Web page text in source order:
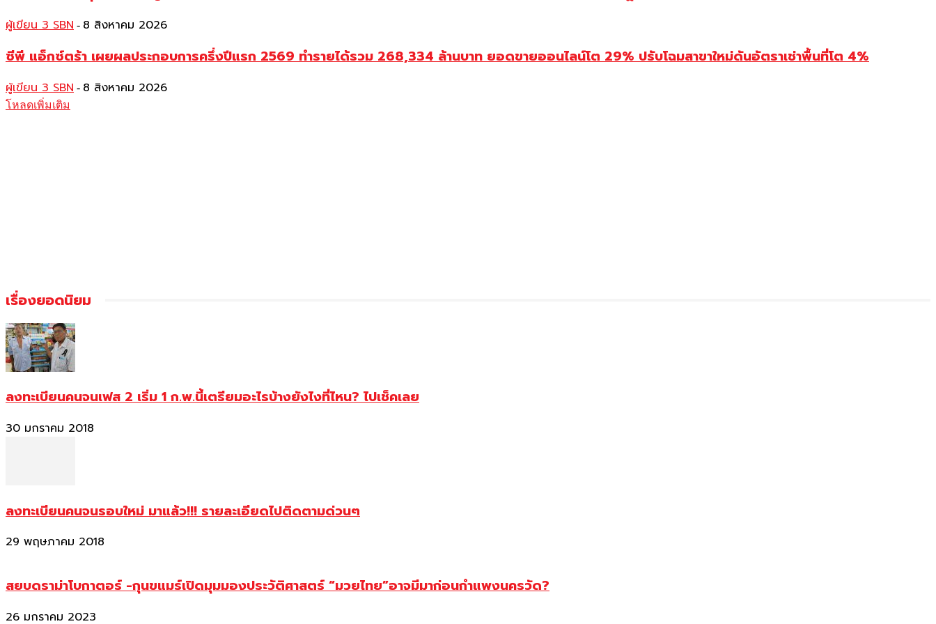
ผู้เขียน 3 SBN - 8 สิงหาคม 2026
ซีพี แอ็กซ์ตร้า เผยผลประกอบการครึ่งปีแรก 2569 ทำรายได้รวม 268,334 ล้านบาท ยอดขายออนไลน์โต 29% ปรับโฉมสาขาใหม่ดันอัตราเช่าพื้นที่โต 4%
ผู้เขียน 3 SBN - 8 สิงหาคม 2026
โหลดเพิ่มเติม
เรื่องยอดนิยม
ลงทะเบียนคนจนเฟส 2 เริ่ม 1 ก.พ.นี้เตรียมอะไรบ้างยังไงที่ไหน? ไปเช็คเลย
30 มกราคม 2018
ลงทะเบียนคนจนรอบใหม่ มาแล้ว!!! รายละเอียดไปติดตามด่วนๆ
29 พฤษภาคม 2018
สยบดราม่าโบกาตอร์ -กุนขแมร์เปิดมุมมองประวัติศาสตร์ “มวยไทย”อาจมีมาก่อนกำแพงนครวัด?
26 มกราคม 2023